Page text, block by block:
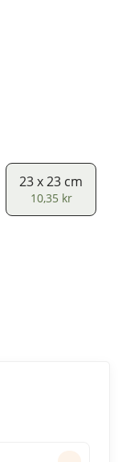
23 x 23 cm
23 x 23 cm
10,35 kr